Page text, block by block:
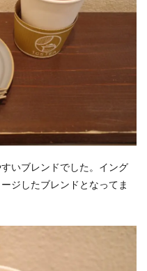
いブレンドでした。イング
ジしたブレンドとなってま